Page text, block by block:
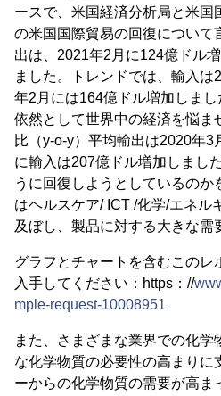
ースで、米国経済分析局と米国
の米国国際貿易の回復について
出は、2021年2月に124億ドル
ました。トレンドでは、輸入
年2月には164億ドル増加しま
依然として世界中の経済を悩ま
比（y-o-y）平均輸出は2020年3
に輸入は207億ドル増加しまし
うに回復しようとしているの
はヘルスケア/ ICT /化学/エネル
及ぼし、製品に対する大きな需
グラフとチャートを含むこのレ
入手してください：https：//
mple-request-10008951
また、さまざまな業界での化
な化学物質の必要性の高まりに
ーからの化学物質の需要が高ま